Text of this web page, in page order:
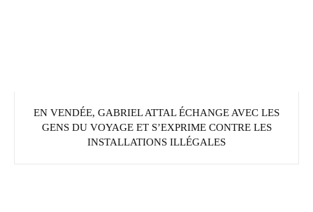
EN VENDÉE, GABRIEL ATTAL ÉCHANGE AVEC LES
GENS DU VOYAGE ET S’EXPRIME CONTRE LES
INSTALLATIONS ILLÉGALES